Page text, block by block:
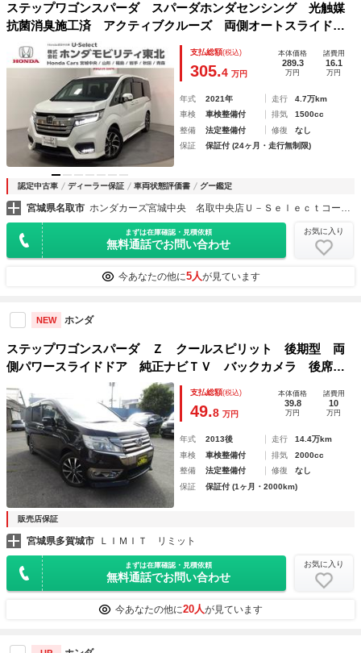
ステップワゴンスパーダ スパーダホンダセンシング 光触媒
抗菌消臭施工済 アクティブクルーズ 両側オートスライドド
ア アイドルストップ ＵＳＢ入力 パワーステアリング リ
アエアコン キーレス 後カメラ ＥＴＣ付 イモビ ＬＥＤ
ヘットライト ナビＴＶ
支払総額(税込)
305.4 万円
本体価格
289.3
万円
諸費用
16.1
万円
年式 2021年 走行
4.7万km
車検
車検整備付 排気
1500cc
整備
法定整備付 修復
なし
保証
保証付 (24ヶ月・走行無制限)
認定中古車 ディーラー保証 車両状態評価書 グー鑑定
宮城県名取市 ホンダカーズ宮城中央 名取中央店Ｕ－Ｓｅｌｅｃｔコーナー （株）ホンダモビリティ東北
まずは在庫確認・見積依頼
無料通話でお問い合わせ
お気に入り
今あなたの他に5人が見ています
NEW ホンダ
ステップワゴンスパーダ Ｚ クールスピリット 後期型 両
側パワースライドドア 純正ナビＴＶ バックカメラ 後席モ
ニター ビルトＥＴＣ ＨＩＤ スマートキー２個 クルーズ
コントロール フォグ アルミ ８人乗 オートライト
支払総額(税込)
49.8 万円
本体価格
39.8
万円
諸費用
10
万円
年式 2013後 走行
14.4万km
車検
車検整備付 排気
2000cc
整備
法定整備付 修復
なし
保証
保証付 (1ヶ月・2000km)
販売店保証
宮城県多賀城市 ＬＩＭＩＴ リミット
まずは在庫確認・見積依頼
無料通話でお問い合わせ
お気に入り
今あなたの他に20人が見ています